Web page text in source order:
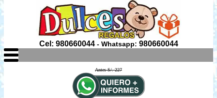
Cel: 980660044- Whatsapp: 980660044
Antes S/. 227